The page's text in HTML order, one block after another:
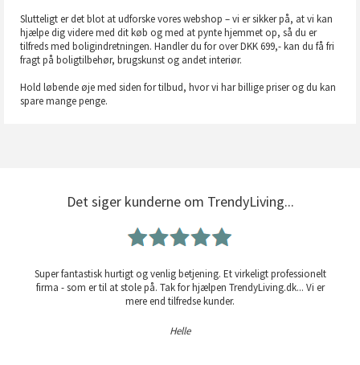
Slutteligt er det blot at udforske vores webshop – vi er sikker på, at vi kan
hjælpe dig videre med dit køb og med at pynte hjemmet op, så du er
tilfreds med boligindretningen. Handler du for over DKK 699,- kan du få fri
fragt på boligtilbehør, brugskunst og andet interiør.
Hold løbende øje med siden for tilbud, hvor vi har billige priser og du kan
spare mange penge.
Det siger kunderne om TrendyLiving...
Super fantastisk hurtigt og venlig betjening. Et virkeligt professionelt
firma - som er til at stole på. Tak for hjælpen TrendyLiving.dk... Vi er
mere end tilfredse kunder.
Helle